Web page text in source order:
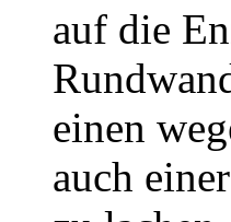
auf die
einen
auch